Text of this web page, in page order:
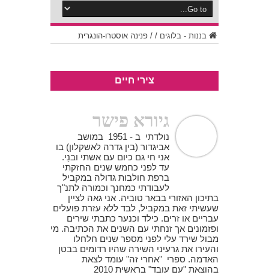
בננות - בלוגים /
/ פנינה אוסטרו-הונגרית
צירי חיים
גיורא פישר
נולדתי ב - 1951 במושב
אביגדור (בין גדרה לאשקלון) בו
אני חי גם כיום עם אשתי ובנַי.
עד לפני כחמש שנים החזקתי
ברפת חולבות גדולה במקביל
לעבודתי כמחנך וכמורה לתנ"ך
בתיכון האזורי בבאר טוביה. אני גאה לציין
שעשיתי זאת במקביל, לבד ללא עזרת פועלים
עבריים או זרים. כילד וכנער כתבתי שירים
ופזמונים אך זנחתי עם השנים את הכתיבה. מי
מבול שירד עלי לפני מספר שנים חלחלו
והעירו את גרעיני השירה שהיו רדומים בבטן
האדמה. ספרי "אחרי זה" עומד לצאת
בהוצאת "עם עובד" בראשית 2010